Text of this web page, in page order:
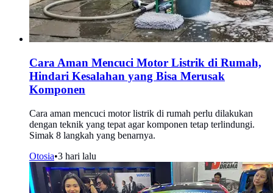
Cara Aman Mencuci Motor Listrik di Rumah,
Hindari Kesalahan yang Bisa Merusak
Komponen
Cara aman mencuci motor listrik di rumah perlu dilakukan
dengan teknik yang tepat agar komponen tetap terlindungi.
Simak 8 langkah yang benarnya.
Otosia•3 hari lalu